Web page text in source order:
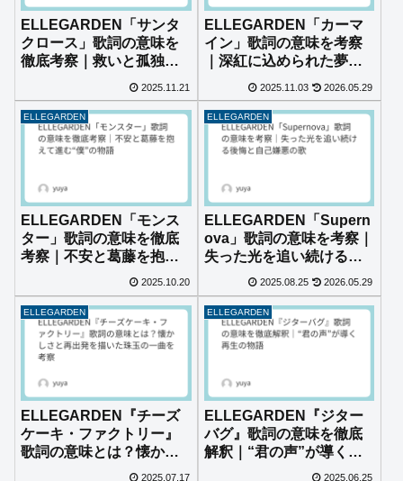
ELLEGARDEN「サンタ
クロース」歌詞の意味を
徹底考察｜救いと孤独が
は？
2025.11.21
ELLEGARDEN「カーマ
イン」歌詞の意味を考察
｜深紅に込められた夢・
ジ
2025.11.03 2026.05.29
ELLEGARDEN
ELLEGARDEN「モンス
ター」歌詞の意味を徹底
考察｜不安と葛藤を抱え
て進む“僕”の物語
2025.10.20
ELLEGARDEN
ELLEGARDEN「Supern
ova」歌詞の意味を考察｜
失った光を追い続ける後
悔と自己嫌悪の歌
2025.08.25 2026.05.29
ELLEGARDEN
ELLEGARDEN『チーズ
ケーキ・ファクトリー』
歌詞の意味とは？懐かし
さと再出発を描いた珠玉
2025.07.17
ELLEGARDEN
ELLEGARDEN『ジター
バグ』歌詞の意味を徹底
解釈｜“君の声”が導く再
2025.06.25